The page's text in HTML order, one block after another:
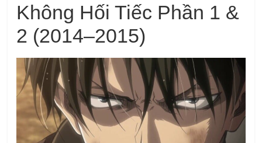
Không Hối Tiếc Phần 1 &
2 (2014–2015)